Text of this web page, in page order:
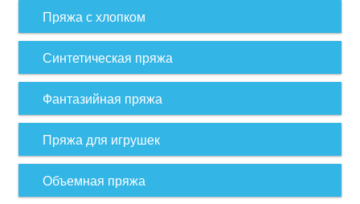
Пряжа с хлопком
Синтетическая пряжа
Фантазийная пряжа
Пряжа для игрушек
Объемная пряжа